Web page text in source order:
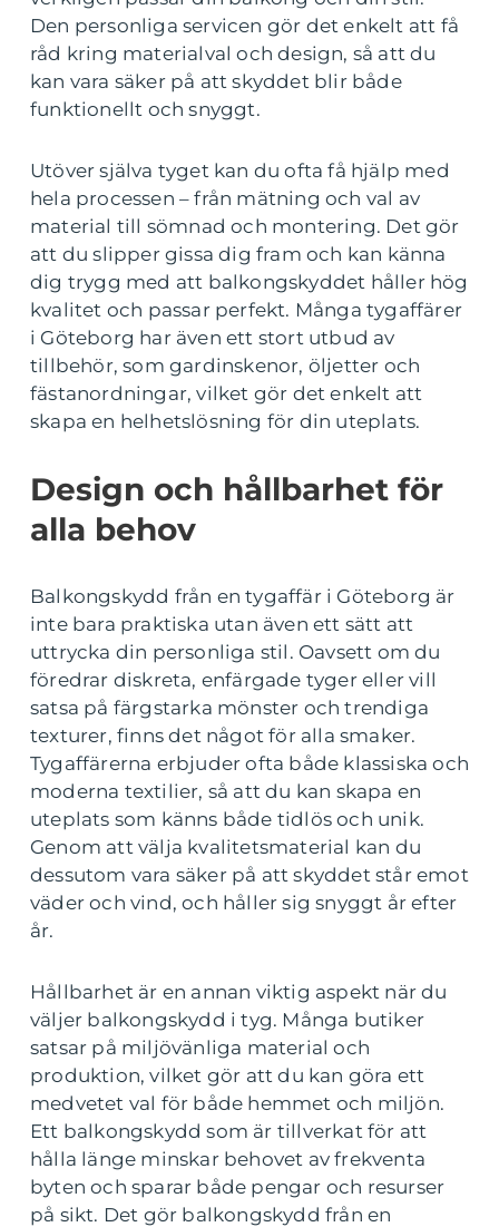
Den personliga servicen gör det enkelt att få
råd kring materialval och design, så att du
kan vara säker på att skyddet blir både
funktionellt och snyggt.
Utöver själva tyget kan du ofta få hjälp med
hela processen – från mätning och val av
material till sömnad och montering. Det gör
att du slipper gissa dig fram och kan känna
dig trygg med att balkongskyddet håller hög
kvalitet och passar perfekt. Många tygaffärer
i Göteborg har även ett stort utbud av
tillbehör, som gardinskenor, öljetter och
fästanordningar, vilket gör det enkelt att
skapa en helhetslösning för din uteplats.
Design och hållbarhet för
alla behov
Balkongskydd från en tygaffär i Göteborg är
inte bara praktiska utan även ett sätt att
uttrycka din personliga stil. Oavsett om du
föredrar diskreta, enfärgade tyger eller vill
satsa på färgstarka mönster och trendiga
texturer, finns det något för alla smaker.
Tygaffärerna erbjuder ofta både klassiska och
moderna textilier, så att du kan skapa en
uteplats som känns både tidlös och unik.
Genom att välja kvalitetsmaterial kan du
dessutom vara säker på att skyddet står emot
väder och vind, och håller sig snyggt år efter
år.
Hållbarhet är en annan viktig aspekt när du
väljer balkongskydd i tyg. Många butiker
satsar på miljövänliga material och
produktion, vilket gör att du kan göra ett
medvetet val för både hemmet och miljön.
Ett balkongskydd som är tillverkat för att
hålla länge minskar behovet av frekventa
byten och sparar både pengar och resurser
på sikt. Det gör balkongskydd från en